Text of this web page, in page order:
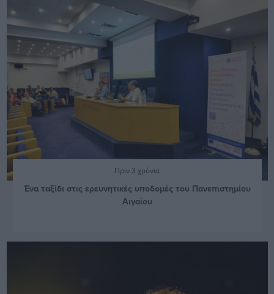
Πριν 3 χρόνια
Ένα ταξίδι στις ερευνητικές υποδομές του Πανεπιστημίου
Αιγαίου